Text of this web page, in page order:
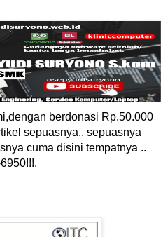
berdonasi Rp.50.000
sepuasnya,, sepuasnya
cuma disini tempatnya ..